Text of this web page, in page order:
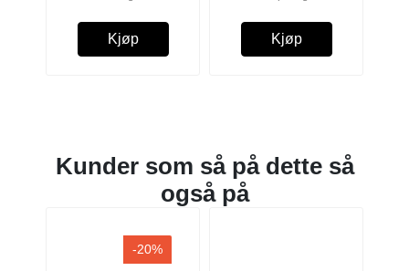
Kjøp Kjøp
Kunder som så på dette så
også på
-20%